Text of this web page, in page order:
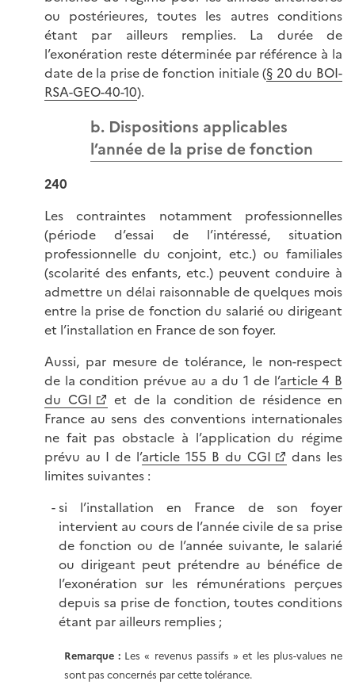
ou postérieures, toutes les autres conditions
étant par ailleurs remplies. La durée de
l’exonération reste déterminée par référence à la
date de la prise de fonction initiale (§ 20 du BOI-
RSA-GEO-40-10).
b. Dispositions applicables
l’année de la prise de fonction
240
Les contraintes notamment professionnelles
(période d’essai de l’intéressé, situation
professionnelle du conjoint, etc.) ou familiales
(scolarité des enfants, etc.) peuvent conduire à
admettre un délai raisonnable de quelques mois
entre la prise de fonction du salarié ou dirigeant
et l’installation en France de son foyer.
Aussi, par mesure de tolérance, le non-respect
de la condition prévue au a du 1 de l’article 4 B
du CGI
et de la condition de résidence en
France au sens des conventions internationales
ne fait pas obstacle à l’application du régime
prévu au I de l’article 155 B du CGI
dans les
limites suivantes :
si l’installation en France de son foyer
intervient au cours de l’année civile de sa prise
de fonction ou de l’année suivante, le salarié
ou dirigeant peut prétendre au bénéfice de
l’exonération sur les rémunérations perçues
depuis sa prise de fonction, toutes conditions
étant par ailleurs remplies ;
Remarque : Les « revenus passifs » et les plus-values ne
sont pas concernés par cette tolérance.